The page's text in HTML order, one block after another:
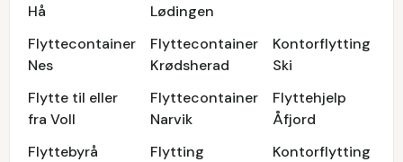
Hå
Lødingen
Flyttecontainer
Nes
Flyttecontainer
Krødsherad
Kontorflytting
Ski
Flytte til eller
fra Voll
Flyttecontainer
Narvik
Flyttehjelp
Åfjord
Flyttebyrå
Flytting
Kontorflytting